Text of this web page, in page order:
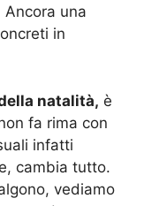
una
in
natalità, è
fa rima con
infatti
cambia tutto.
vediamo